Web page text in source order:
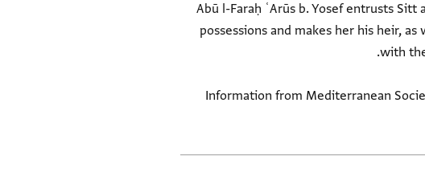
(2) Abū l-Faraḥ ʿArūs b. Yosef entrusts
possessions and makes her his heir,
with
(Information from Mediterranean